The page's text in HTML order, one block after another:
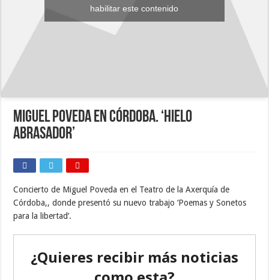
habilitar este contenido
Miguel Poveda en Córdoba. ‘Hielo
abrasador’
Concierto de Miguel Poveda en el Teatro de la Axerquía de
Córdoba,, donde presentó su nuevo trabajo ‘Poemas y Sonetos
para la libertad’.